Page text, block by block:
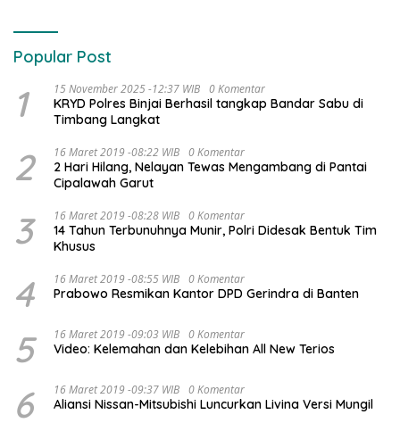
Popular Post
1 15 November 2025 -12:37 WIB 0 Komentar
KRYD Polres Binjai Berhasil tangkap Bandar Sabu di
Timbang Langkat
2 16 Maret 2019 -08:22 WIB 0 Komentar
2 Hari Hilang, Nelayan Tewas Mengambang di Pantai
Cipalawah Garut
3 16 Maret 2019 -08:28 WIB 0 Komentar
14 Tahun Terbunuhnya Munir, Polri Didesak Bentuk Tim
Khusus
4 16 Maret 2019 -08:55 WIB 0 Komentar
Prabowo Resmikan Kantor DPD Gerindra di Banten
5 16 Maret 2019 -09:03 WIB 0 Komentar
Video: Kelemahan dan Kelebihan All New Terios
6 16 Maret 2019 -09:37 WIB 0 Komentar
Aliansi Nissan-Mitsubishi Luncurkan Livina Versi Mungil